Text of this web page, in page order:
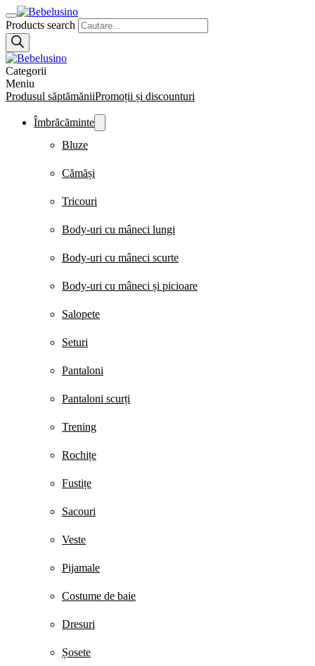
Products search
Categorii
Meniu
Produsul săptămăniiPromoții și discounturi
Îmbrăcăminte
Bluze
Cămăși
Tricouri
Body-uri cu mâneci lungi
Body-uri cu mâneci scurte
Body-uri cu mâneci și picioare
Salopete
Seturi
Pantaloni
Pantaloni scurți
Trening
Rochițe
Fustițe
Sacouri
Veste
Pijamale
Costume de baie
Dresuri
Șosete